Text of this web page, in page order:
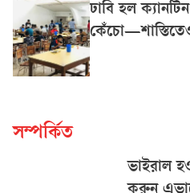
ঢাবি হল
সম্পর্কিত
ভাইরাল